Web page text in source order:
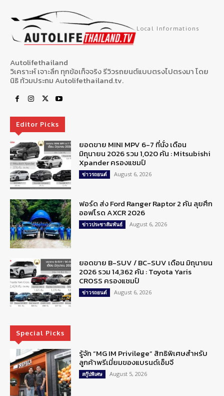
Local Informations
Autolifethailand
วิเคราะห์ เจาะลึก ทุกข้อเท็จจริง รีวิวรถยนต์แบบตรงไปตรงมา โดย
นิธิ ท้วมประถม Autolifethailand.tv.
Editor Picks
ยอดขาย MINI MPV 6-7 ที่นั่ง เดือน
มิถุนายน 2026 รวม 1,020 คัน : Mitsubishi
Xpander ครองแชมป์
ข่าวรถยนต์ August 6, 2026
ฟอร์ด ส่ง Ford Ranger Raptor 2 คัน ลุยศึก
ออฟโรด AXCR 2026
ข่าวประชาสัมพันธ์ August 6, 2026
ยอดขาย B-SUV / BC-SUV เดือน มิถุนายน
2026 รวม 14,362 คัน : Toyota Yaris
CROSS ครองแชมป์
ข่าวรถยนต์ August 6, 2026
Special Picks
รู้จัก “MG IM Privilege” สิทธิพิเศษสำหรับ
ลูกค้าพรีเมี่ยมของแบรนด์เอ็มจี
สกู๊ปพิเศษ August 5, 2026